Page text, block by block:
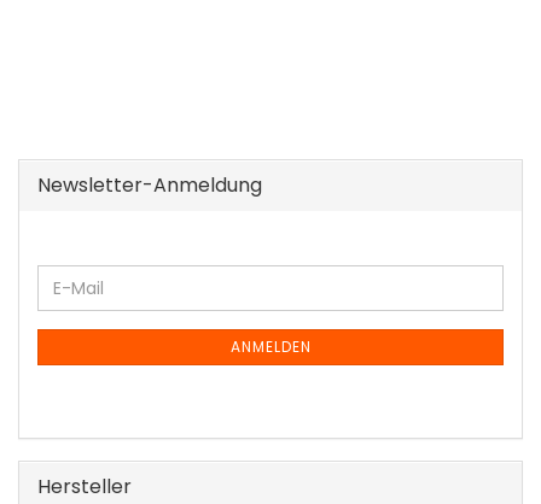
Newsletter-Anmeldung
WEITER
ZUR
NEWSLETTER-
E-
Mail
ANMELDEN
Hersteller